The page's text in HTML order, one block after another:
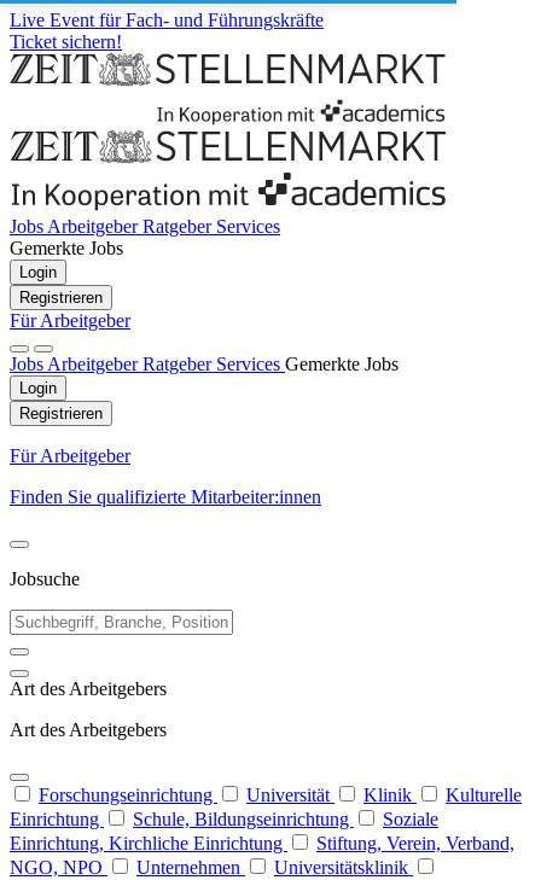
Live Event für Fach- und Führungskräfte
Ticket sichern!
Jobs ArbeitgeberRatgeber Services
Gemerkte Jobs
Login
Registrieren
Für Arbeitgeber
Jobs ArbeitgeberRatgeber Services Gemerkte Jobs
Login
Registrieren
Für Arbeitgeber
Finden Sie qualifizierte Mitarbeiter:innen
Jobsuche
Art des Arbeitgebers
Art des Arbeitgebers
Forschungseinrichtung Universität Klinik
Kulturelle
Einrichtung
Schule, Bildungseinrichtung
Soziale
Einrichtung, Kirchliche Einrichtung
Stiftung, Verein, Verband,
NGO, NPO
Unternehmen
Universitätsklinik